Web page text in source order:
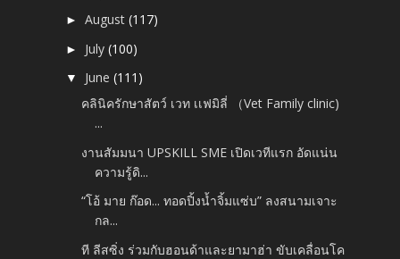
►August(117)
► July(100)
▼ June(111)
คลินิครักษาสัตว์ เวท เเฟมิลี่ （Vet Family clinic)
...
งานสัมมนา UPSKILL SME เปิดเวทีแรก อัดแน่น
ความรู้ดิ...
“โอ้ มาย ก๊อด... ทอดปิ้งน้ำจิ้มแซ่บ” ลงสนามเจาะ
กล...
ที ลีสซิ่ง ร่วมกับฮอนด้าและยามาฮ่า ขับเคลื่อนโค